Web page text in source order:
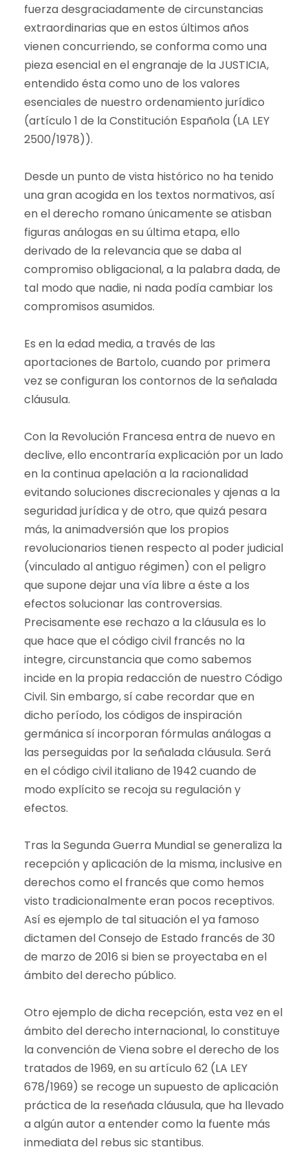
fuerza desgraciadamente de circunstancias
extraordinarias que en estos últimos años
vienen concurriendo, se conforma como una
pieza esencial en el engranaje de la JUSTICIA,
entendido ésta como uno de los valores
esenciales de nuestro ordenamiento jurídico
(artículo 1 de la Constitución Española (LA LEY
2500/1978)).
Desde un punto de vista histórico no ha tenido
una gran acogida en los textos normativos, así
en el derecho romano únicamente se atisban
figuras análogas en su última etapa, ello
derivado de la relevancia que se daba al
compromiso obligacional, a la palabra dada, de
tal modo que nadie, ni nada podía cambiar los
compromisos asumidos.
Es en la edad media, a través de las
aportaciones de Bartolo, cuando por primera
vez se configuran los contornos de la señalada
cláusula.
Con la Revolución Francesa entra de nuevo en
declive, ello encontraría explicación por un lado
en la continua apelación a la racionalidad
evitando soluciones discrecionales y ajenas a la
seguridad jurídica y de otro, que quizá pesara
más, la animadversión que los propios
revolucionarios tienen respecto al poder judicial
(vinculado al antiguo régimen) con el peligro
que supone dejar una vía libre a éste a los
efectos solucionar las controversias.
Precisamente ese rechazo a la cláusula es lo
que hace que el código civil francés no la
integre, circunstancia que como sabemos
incide en la propia redacción de nuestro Código
Civil. Sin embargo, sí cabe recordar que en
dicho período, los códigos de inspiración
germánica sí incorporan fórmulas análogas a
las perseguidas por la señalada cláusula. Será
en el código civil italiano de 1942 cuando de
modo explícito se recoja su regulación y
efectos.
Tras la Segunda Guerra Mundial se generaliza la
recepción y aplicación de la misma, inclusive en
derechos como el francés que como hemos
visto tradicionalmente eran pocos receptivos.
Así es ejemplo de tal situación el ya famoso
dictamen del Consejo de Estado francés de 30
de marzo de 2016 si bien se proyectaba en el
ámbito del derecho público.
Otro ejemplo de dicha recepción, esta vez en el
ámbito del derecho internacional, lo constituye
la convención de Viena sobre el derecho de los
tratados de 1969, en su artículo 62 (LA LEY
678/1969) se recoge un supuesto de aplicación
práctica de la reseñada cláusula, que ha llevado
a algún autor a entender como la fuente más
inmediata del rebus sic stantibus.